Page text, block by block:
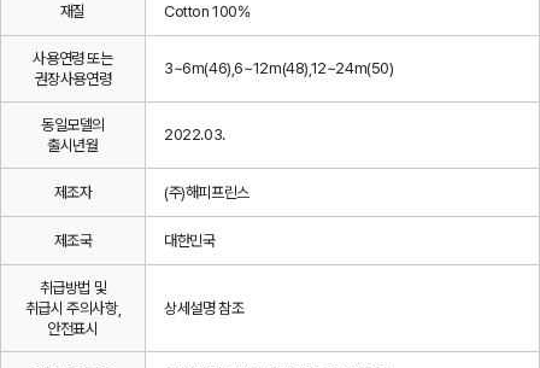
재질 Cotton 100%
사용연령 또는
권장사용연령
3~6m(46),6~12m(48),12~24m(50)
동일모델의
출시년월
2022.03.
제조자 (주)해피프린스
제조국 대한민국
취급방법 및
취급시 주의사항,
안전표시
상세설명 참조